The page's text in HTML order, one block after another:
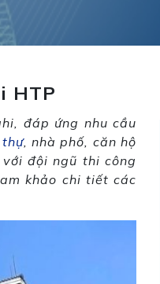
HTP
đáp ứng nhu cầu
, nhà phố, căn hộ
đội ngũ thi công
khảo chi tiết các